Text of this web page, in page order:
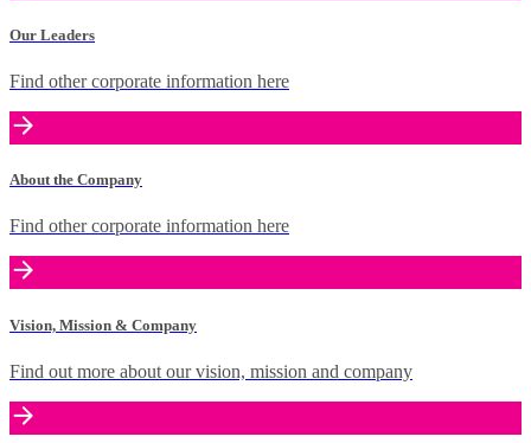
Our Leaders
Find other corporate information here
About the Company
Find other corporate information here
Vision, Mission & Company
Find out more about our vision, mission and company